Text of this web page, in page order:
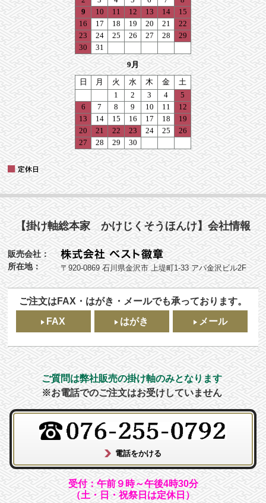
【掛け軸総本家 かけじくそうほんけ】会社情報
販売会社：
所在地：
〒920-0869 石川県金沢市 上堤町1-33 アパ金沢ビル2F
ご注文はFAX・はがき・メールでも承っております。
FAX
はがき メール
ご質問は弊社販売の掛け軸のみとなります
※お電話でのご注文はお受けしていません
受付：午前９時～午後4時30分
（土・日・祝祭日は定休日）